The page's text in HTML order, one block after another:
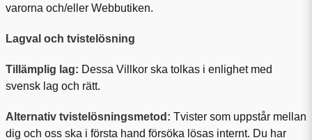
varorna och/eller Webbutiken.
Lagval och tvistelösning
Tillämplig lag: Dessa Villkor ska tolkas i enlighet med
svensk lag och rätt.
Alternativ tvistelösningsmetod: Tvister som uppstår mellan
dig och oss ska i första hand försöka lösas internt. Du har